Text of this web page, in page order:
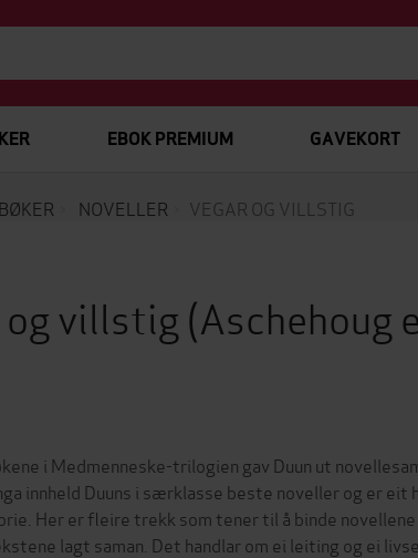
EBOK PREMIUM GAVEKORT
NOVELLER VEGAR OG VILLSTIG
og villstig(Aschehoug
i Medmenneske-trilogien gav Duun ut
innheld Duuns i særklasse beste noveller og er eit
Her er fleire trekk som tener til å binde novellene
lagt saman. Det handlar om ei leiting og ei